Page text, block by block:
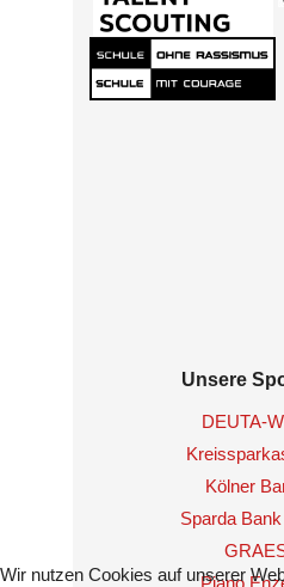
Unsere
DEUTA-
Kölner
Sparda
Piano
Wir nutzen Cookies auf unserer